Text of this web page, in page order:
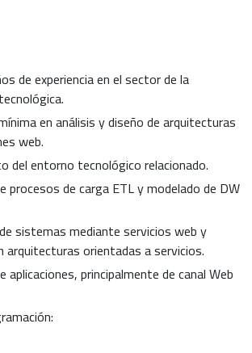
de experiencia en el sector de la
en análisis y diseño de arquitecturas
web.
del entorno tecnológico relacionado.
procesos de carga ETL y modelado de DW
sistemas mediante servicios web y
arquitecturas orientadas a servicios.
aplicaciones, principalmente de canal Web